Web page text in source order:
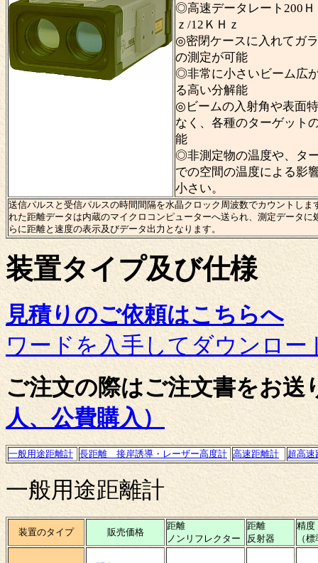
◎高速データレート200Ｈ
ｚ/12ＫＨｚ
◎密閉ケースに入れてガ
の測定が可能
◎非常に小さいビーム広
る高い分解能
◎ビームの入射角や表面
なく、各種のターゲット
能
◎非測定物の温度や、タ
での空間の温度による影
小さい。
送信パルスと受信パルスの時間間隔を水晶クロック周波数でカウントし
れた距離データは内蔵のマイクロコンピューターへ送られ、測定データに
らに距離と速度の表示及びデータ出力となります。
装置タイプ及び仕様
見積りのご依頼はこちらへ
ワードを入手してダウンロー
ご注文の際はご注文書をお送
人、公費購入）
一般用途距離計 長距離 接岸誘導・レーザー高度計 高速距離計 超高速
一般用途距離計
装置のタイプ 販売価格
距離
ノンリフレクター
距離
反射器
精度
（